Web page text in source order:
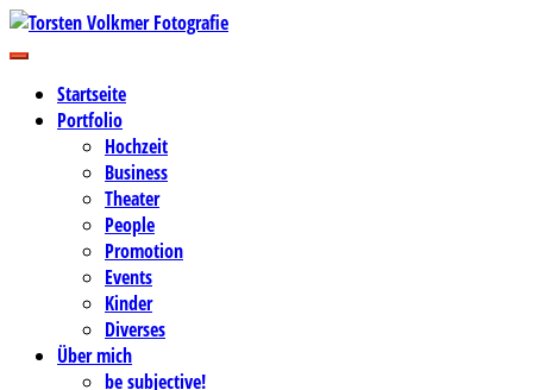
Zum
Inhalt
Torsten Volkmer Fotografie
Business-, Portrait- und Hochzeitsfotografie
Startseite
Portfolio
Hochzeit
Business
Theater
People
Promotion
Events
Kinder
Diverses
Über mich
be subjective!